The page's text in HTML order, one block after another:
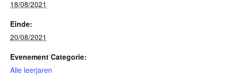
18/08/2021
Einde:
20/08/2021
Evenement Categorie:
Alle leerjaren